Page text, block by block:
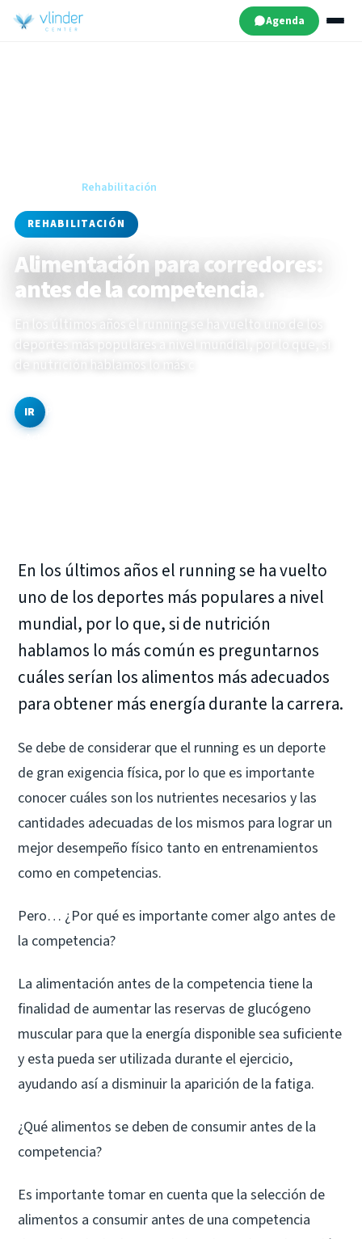
Agenda
Rehabilitación
REHABILITACIÓN
Alimentación para corredores:
antes de la competencia.
En los últimos años el running se ha vuelto uno de los
deportes más populares a nivel mundial, por lo que, si
de nutrición hablamos lo más c
IR Por
En los últimos años el running se ha vuelto
uno de los deportes más populares a nivel
mundial, por lo que, si de nutrición
hablamos lo más común es preguntarnos
cuáles serían los alimentos más adecuados
para obtener más energía durante la carrera.
Se debe de considerar que el running es un deporte
de gran exigencia física, por lo que es importante
conocer cuáles son los nutrientes necesarios y las
cantidades adecuadas de los mismos para lograr un
mejor desempeño físico tanto en entrenamientos
como en competencias.
Pero… ¿Por qué es importante comer algo antes de
la competencia?
La alimentación antes de la competencia tiene la
finalidad de aumentar las reservas de glucógeno
muscular para que la energía disponible sea suficiente
y esta pueda ser utilizada durante el ejercicio,
ayudando así a disminuir la aparición de la fatiga.
¿Qué alimentos se deben de consumir antes de la
competencia?
Es importante tomar en cuenta que la selección de
alimentos a consumir antes de una competencia